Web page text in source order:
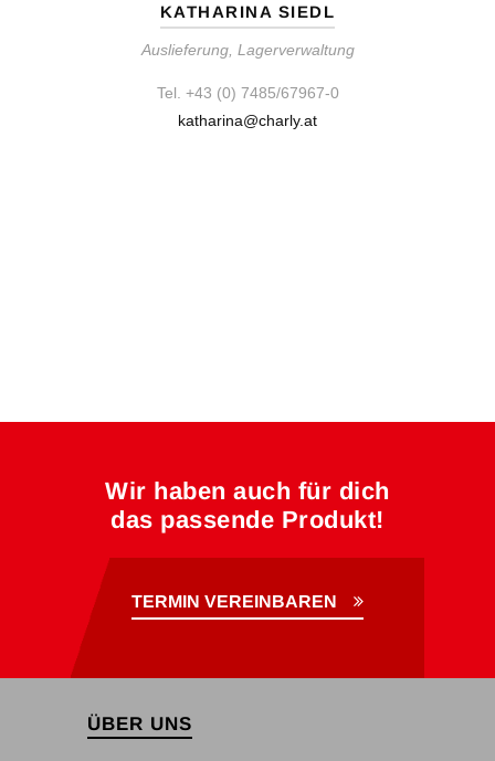
KATHARINA SIEDL
Auslieferung, Lagerverwaltung
Tel. +43 (0) 7485/67967-0
katharina@charly.at
Wir haben auch für dich
das passende Produkt!
TERMIN VEREINBAREN
ÜBER UNS